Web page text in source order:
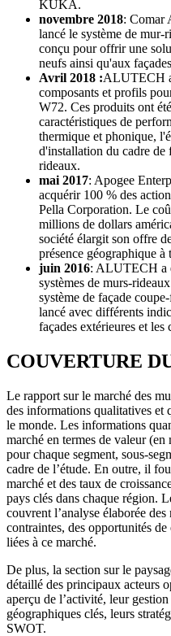
KUKA.
novembre 2018: Comar
lancé le système de
conçu pour offrir une
neufs ainsi qu'aux
Avril 2018 :ALUTECH
composants et profils
W72. Ces produits ont
caractéristiques de
thermique et phonique,
d'installation du cadre de
rideaux.
mai 2017: Apogee
acquérir 100 % des
Pella Corporation. Le
millions de dollars
société élargit son offre
présence géographique à
juin 2016: ALUTECH a
systèmes de murs-
système de façade
lancé avec différents
façades extérieures et les
COUVERTURE
Le rapport sur le marché des
des informations qualitatives et
le monde. Les informations
marché en termes de valeur
pour chaque segment, sous-
cadre de l’étude. En outre, il
marché et des taux de
pays clés dans chaque région.
couvrent l’analyse élaborée
contraintes, des opportunités de
liées à ce marché.
De plus, la section sur le
détaillé des principaux acteurs
aperçu de l’activité, leur
géographiques clés, leurs
SWOT.